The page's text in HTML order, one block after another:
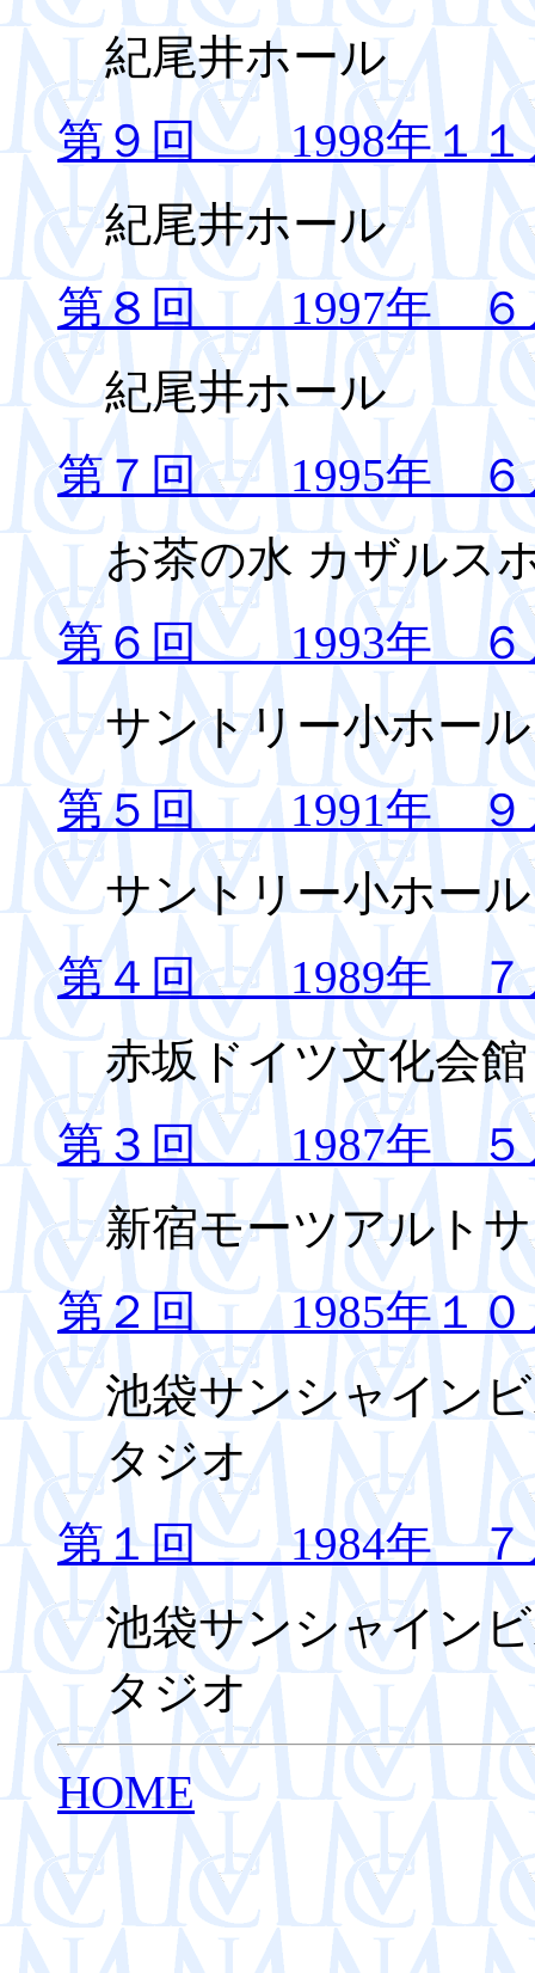
紀尾井ホール
第９回 1998年１１
紀尾井ホール
第８回 1997年 ６月
紀尾井ホール
第７回 1995年 ６月
お茶の水 カザルス
第６回 1993年 ６月
サントリー小ホール
第５回 1991年 ９月
サントリー小ホール
第４回 1989年 ７
赤坂ドイツ文化会館
第３回 1987年 ５月
新宿モーツアルト
第２回 1985年１０
池袋サンシャイン
タジオ
第１回 1984年 ７月
池袋サンシャイン
タジオ
HOME